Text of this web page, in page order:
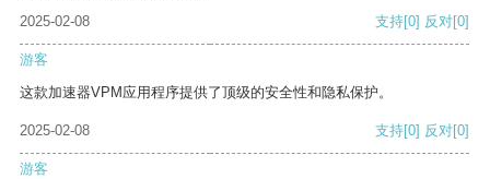
2025-02-08
支持[0] 反对[0]
游客
这款加速器VPM应用程序提供了顶级的安全性和隐私保护。
2025-02-08 支持[0] 反对[0]
游客